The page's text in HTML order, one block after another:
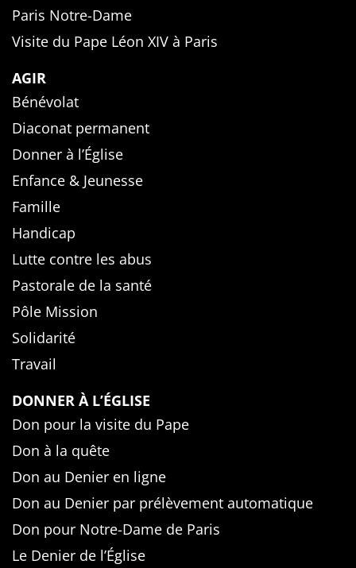
Paris Notre-Dame
Visite du Pape Léon XIV à Paris
AGIR
Bénévolat
Diaconat permanent
Donner à l’Église
Enfance & Jeunesse
Famille
Handicap
Lutte contre les abus
Pastorale de la santé
Pôle Mission
Solidarité
Travail
DONNER À L’ÉGLISE
Don pour la visite du Pape
Don à la quête
Don au Denier en ligne
Don au Denier par prélèvement automatique
Don pour Notre-Dame de Paris
Le Denier de l’Église